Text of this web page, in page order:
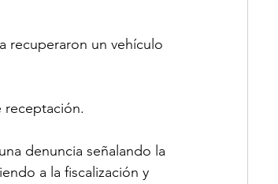
recuperaron un vehículo
denuncia señalando la
a la fiscalización y